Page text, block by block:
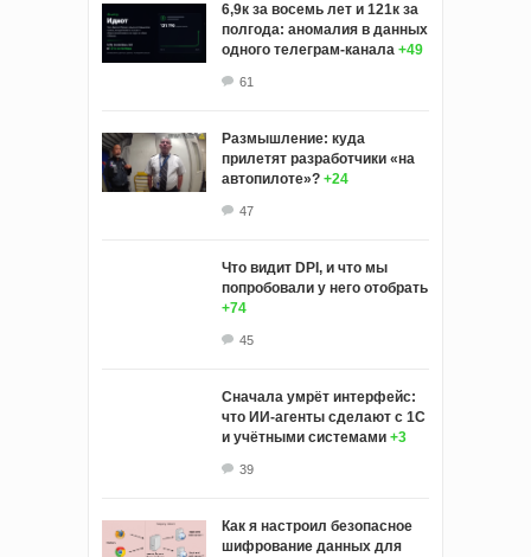
6,9к за восемь лет и 121к за
полгода: аномалия в данных
одного телеграм-канала +49
61
Размышление: куда
прилетят разработчики «на
автопилоте»? +24
47
Что видит DPI, и что мы
попробовали у него отобрать
+74
45
Сначала умрёт интерфейс:
что ИИ-агенты сделают с 1С
и учётными системами +3
39
Как я настроил безопасное
шифрование данных для